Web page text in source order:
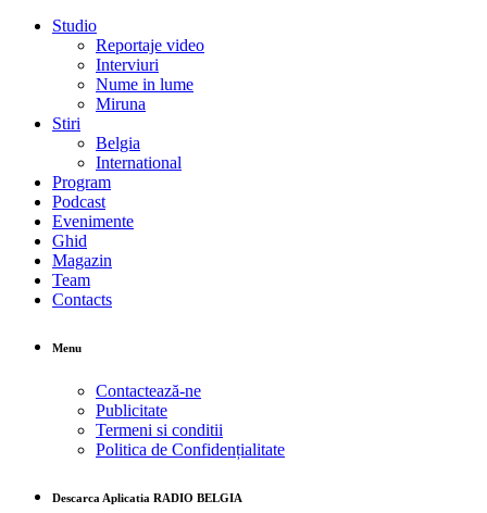
Studio
Reportaje video
Interviuri
Nume in lume
Miruna
Stiri
Belgia
International
Program
Podcast
Evenimente
Ghid
Magazin
Team
Contacts
Menu
Contactează-ne
Publicitate
Termeni si conditii
Politica de Confidențialitate
Descarca Aplicatia RADIO BELGIA